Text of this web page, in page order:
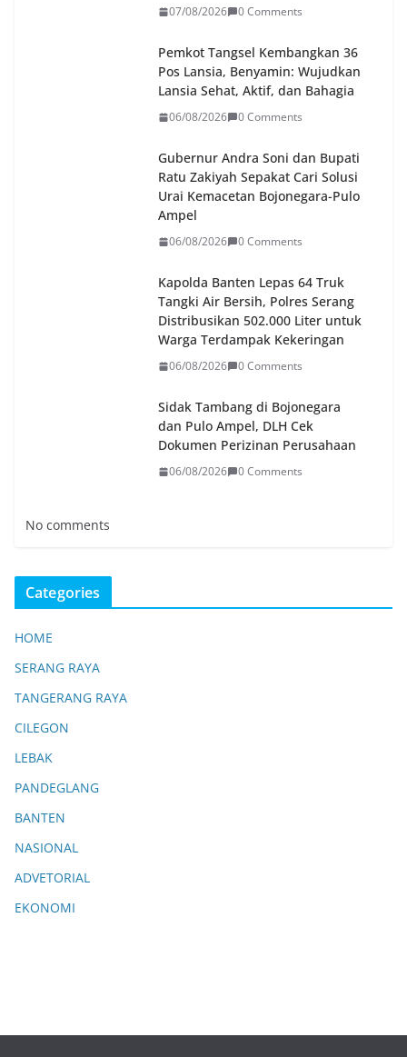
07/08/2026 0 Comments
Pemkot Tangsel Kembangkan 36
Pos Lansia, Benyamin: Wujudkan
Lansia Sehat, Aktif, dan Bahagia
06/08/2026 0 Comments
Gubernur Andra Soni dan Bupati
Ratu Zakiyah Sepakat Cari Solusi
Urai Kemacetan Bojonegara-Pulo
Ampel
06/08/2026 0 Comments
Kapolda Banten Lepas 64 Truk
Tangki Air Bersih, Polres Serang
Distribusikan 502.000 Liter untuk
Warga Terdampak Kekeringan
06/08/2026 0 Comments
Sidak Tambang di Bojonegara
dan Pulo Ampel, DLH Cek
Dokumen Perizinan Perusahaan
06/08/2026 0 Comments
No comments
Categories
HOME
SERANG RAYA
TANGERANG RAYA
CILEGON
LEBAK
PANDEGLANG
BANTEN
NASIONAL
ADVETORIAL
EKONOMI